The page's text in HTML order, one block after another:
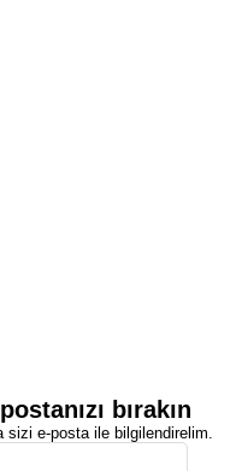
bırakın
sizi e-posta ile bilgilendirelim.